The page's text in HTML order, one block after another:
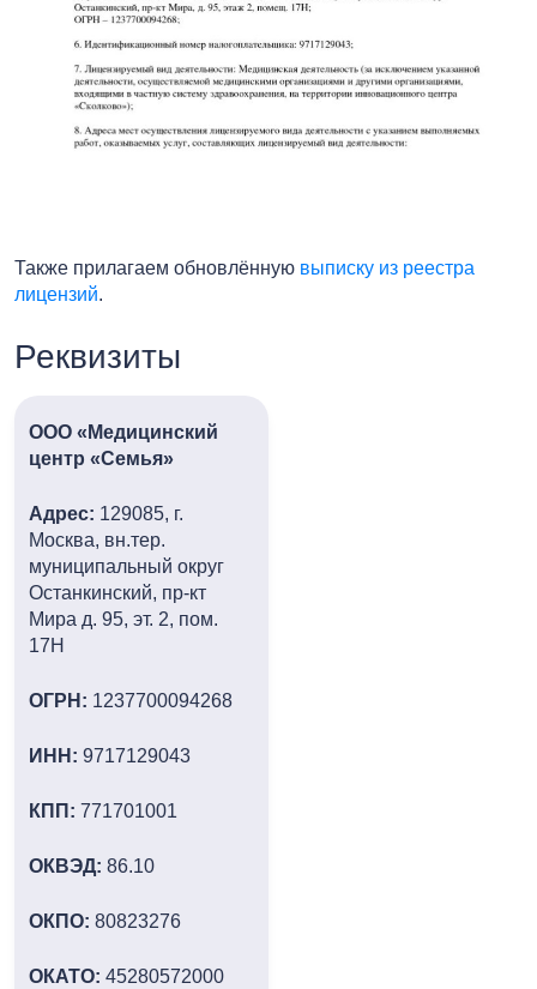
Также прилагаем обновлённую выписку из реестра
лицензий.
Реквизиты
ООО «Медицинский
центр «Семья»
Адрес: 129085, г.
Москва, вн.тер.
муниципальный округ
Останкинский, пр-кт
Мира д. 95, эт. 2, пом.
17Н
ОГРН: 1237700094268
ИНН: 9717129043
КПП: 771701001
ОКВЭД: 86.10
ОКПО: 80823276
ОКАТО: 45280572000